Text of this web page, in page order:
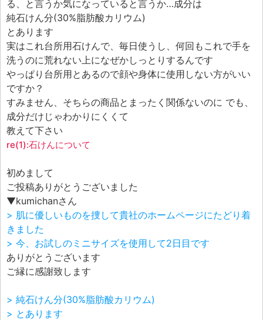
ご登録情報
ご紹介(アフェリエイト)制度
エフェ研究所について
お問い合わせフォーム
る、と言うか気になっていると言うか…成分は
純石けん分(30%脂肪酸カリウム)
とあります
実はこれ台所用石けんで、毎日使うし、何回もこれで手を
洗うのに荒れない上になぜかしっとりするんです
やっぱり台所用とあるので顔や身体に使用しない方がいい
ですか？
すみません、そちらの商品とまったく関係ないのに でも、
成分だけじゃわかりにくくて
教えて下さい
re(1):石けんについて
初めまして
ご投稿ありがとうございました
▼kumichanさん
> 肌に優しいものを捜して貴社のホームページにたどり着
きました
> 今、お試しのミニサイズを使用して2日目です
ありがとうございます
ご縁に感謝致します
> 純石けん分(30%脂肪酸カリウム)
> とあります